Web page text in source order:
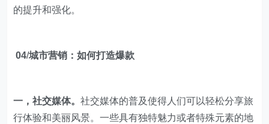
的提升和强化。
04/城市营销：如何打造爆款
一，社交媒体。社交媒体的普及使得人们可以轻松分享旅
行体验和美丽风景。一些具有独特魅力或者特殊元素的地